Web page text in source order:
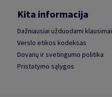
Kita informacija
Dažniausiai užduodami klausimai
Verslo etikos kodeksas
Dovanų ir svetingumo politika
Pristatymo sąlygos